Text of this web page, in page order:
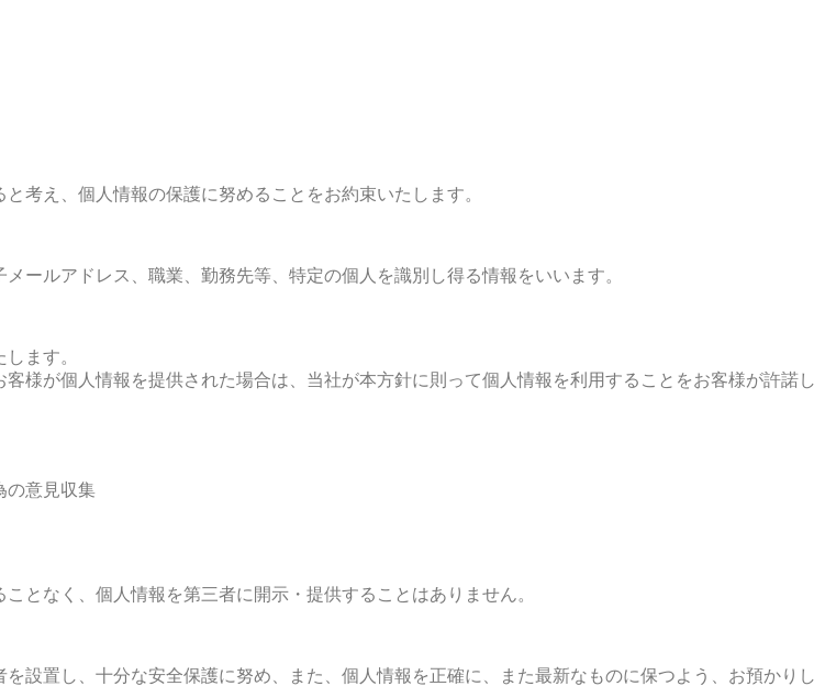
考え、個人情報の保護に努めることをお約束いたします。
ールアドレス、職業、勤務先等、特定の個人を識別し得る情報をいいます。
ます。
様が個人情報を提供された場合は、当社が本方針に則って個人情報を利用することをお客様が許諾し
の意見収集
となく、個人情報を第三者に開示・提供することはありません。
設置し、十分な安全保護に努め、また、個人情報を正確に、また最新なものに保つよう、お預かりし